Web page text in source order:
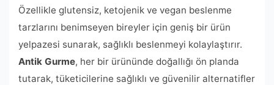
Özellikle glutensiz, ketojenik ve vegan beslenme
tarzlarını benimseyen bireyler için geniş bir ürün
yelpazesi sunarak, sağlıklı beslenmeyi kolaylaştırır.
Antik Gurme, her bir ürününde doğallığı ön planda
tutarak, tüketicilerine sağlıklı ve güvenilir alternatifler